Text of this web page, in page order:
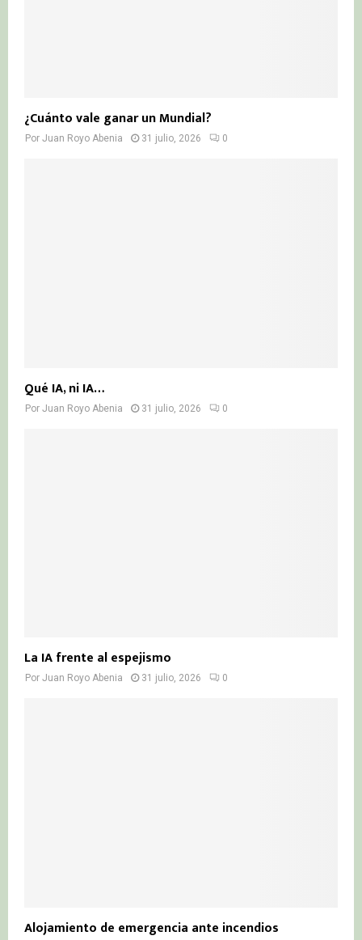
¿Cuánto vale ganar un Mundial?
Por Juan Royo Abenia 31 julio, 2026 0
Qué IA, ni IA…
Por Juan Royo Abenia 31 julio, 2026 0
La IA frente al espejismo
Por Juan Royo Abenia 31 julio, 2026 0
Alojamiento de emergencia ante incendios